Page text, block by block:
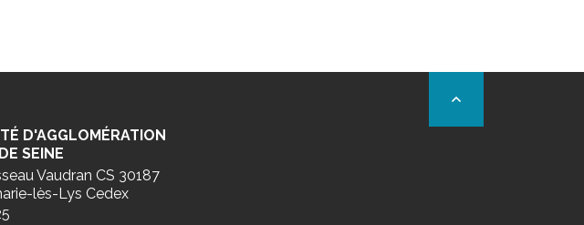
D'AGGLOMÉRATION
SEINE
Vaudran CS 30187
lès-Lys Cedex